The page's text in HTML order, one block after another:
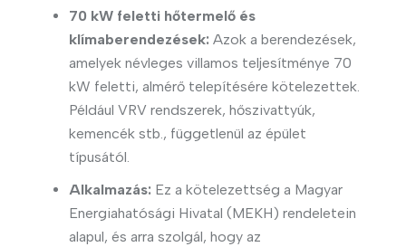
70 kW feletti hőtermelő és
klímaberendezések: Azok a berendezések,
amelyek névleges villamos teljesítménye 70
kW feletti, almérő telepítésére kötelezettek.
Például VRV rendszerek, hőszivattyúk,
kemencék stb., függetlenül az épület
típusától.
Alkalmazás: Ez a kötelezettség a Magyar
Energiahatósági Hivatal (MEKH) rendeletein
alapul, és arra szolgál, hogy az